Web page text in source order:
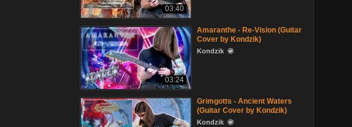
03:40
03:24
Amaranthe - Re-Vision (Guitar
Cover by Kondzik)
Kondzik
Grimgotts - Ancient Waters
(Guitar Cover by Kondzik)
Kondzik